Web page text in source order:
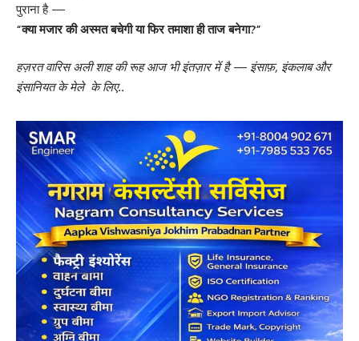
पुराना है —
“क्या मजार की अस्मत बचेगी या फिर तमाशा ही ताज बनेगा?”
हज़रत वारिस अली शाह की रूह आज भी इंतज़ार में है — इंसाफ़, इंकलाब और
इंसानियत के मेले के लिए..